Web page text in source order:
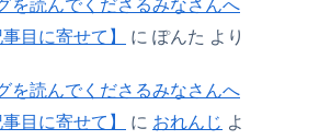
を読んでくださるみなさんへ
事目に寄せて】
に ぽんた より
を読んでくださるみなさんへ
事目に寄せて】
に おれんじ よ